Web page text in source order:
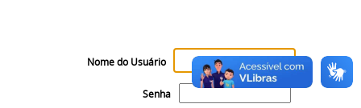
Nome do Usuário
Senha